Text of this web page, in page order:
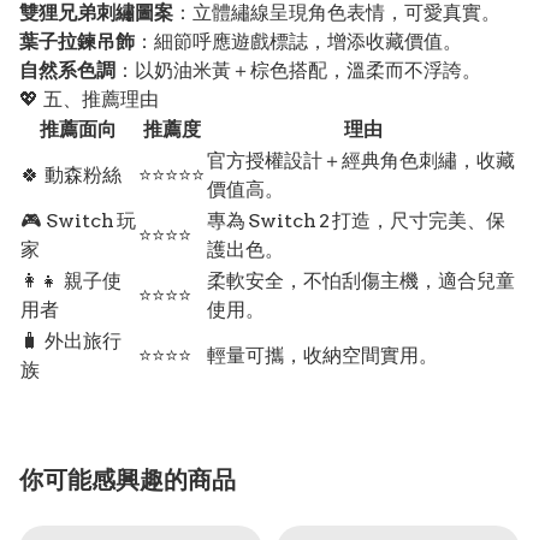
雙狸兄弟刺繡圖案 ：立體繡線呈現角色表情，可愛真實。
葉子拉鍊吊飾 ：細節呼應遊戲標誌，增添收藏價值。
自然系色調 ：以奶油米黃＋棕色搭配，溫柔而不浮誇。
💖 五、推薦理由
推薦面向
推薦度
理由
🍀 動森粉絲
⭐⭐⭐⭐⭐
官方授權設計＋經典角色刺繡，收藏
價值高。
🎮 Switch 玩
家
⭐⭐⭐⭐
專為 Switch 2 打造，尺寸完美、保
護出色。
👩‍👧 親子使
用者
⭐⭐⭐⭐
柔軟安全，不怕刮傷主機，適合兒童
使用。
🧳 外出旅行
族
⭐⭐⭐⭐ 輕量可攜，收納空間實用。
你可能感興趣的商品